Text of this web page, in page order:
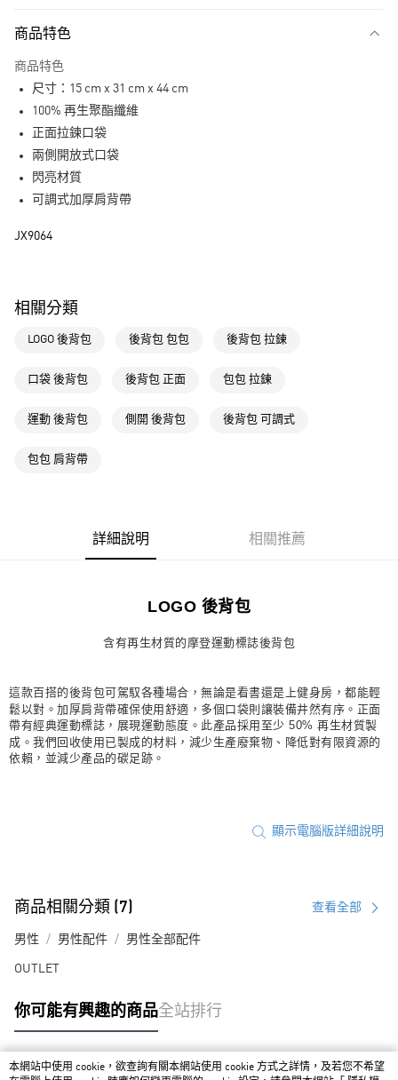
LINE Pay
每筆NT$80，滿NT$1,500(含以上)免運費
每筆NT$80，滿NT$1,500(含以上)免運費
萊爾富取貨付款
付款後萊爾富取貨
每筆NT$80，滿NT$1,500(含以上)免運費
每筆NT$80，滿NT$1,500(含以上)免運費
商品特色
商品特色
尺寸：15 cm x 31 cm x 44 cm
100% 再生聚酯纖維
正面拉鍊口袋
兩側開放式口袋
閃亮材質
可調式加厚肩背帶
JX9064
相關分類
LOGO 後背包 後背包 包包 後背包 拉鍊
口袋 後背包 後背包 正面 包包 拉鍊
運動 後背包 側開 後背包 後背包 可調式
包包 肩背帶
詳細說明 相關推薦
LOGO 後背包
含有再生材質的摩登運動標誌後背包
這款百搭的後背包可駕馭各種場合，無論是看書還是上健身房，都能輕
鬆以對。加厚肩背帶確保使用舒適，多個口袋則讓裝備井然有序。正面
帶有經典運動標誌，展現運動態度。此產品採用至少 50% 再生材質製
成。我們回收使用已製成的材料，減少生產廢棄物、降低對有限資源的
依賴，並減少產品的碳足跡。
顯示電腦版詳細說明
商品相關分類 (7) 查看全部
男性 男性配件 男性全部配件
OUTLET
你可能有興趣的商品全站排行
本網站中使用 cookie，欲查詢有關本網站使用 cookie 方式之詳情，及若您不希望